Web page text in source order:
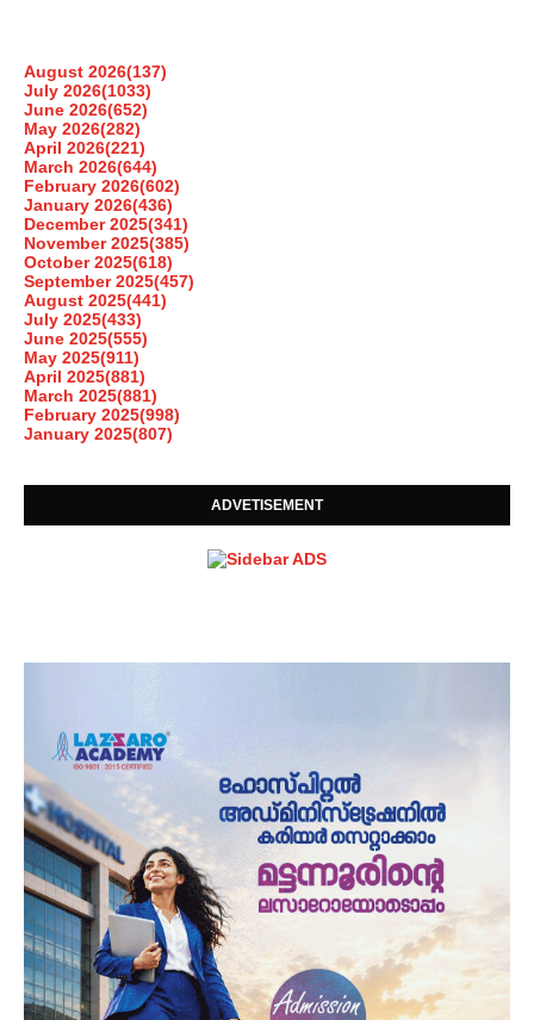
August 2026(137)
July 2026(1033)
June 2026(652)
May 2026(282)
April 2026(221)
March 2026(644)
February 2026(602)
January 2026(436)
December 2025(341)
November 2025(385)
October 2025(618)
September 2025(457)
August 2025(441)
July 2025(433)
June 2025(555)
May 2025(911)
April 2025(881)
March 2025(881)
February 2025(998)
January 2025(807)
ADVETISEMENT